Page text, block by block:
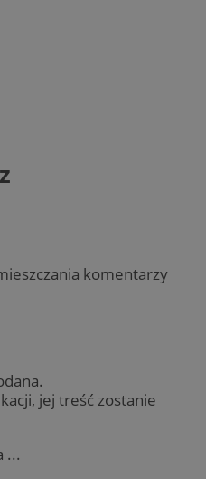
komentarzy
jej treść zostanie
...